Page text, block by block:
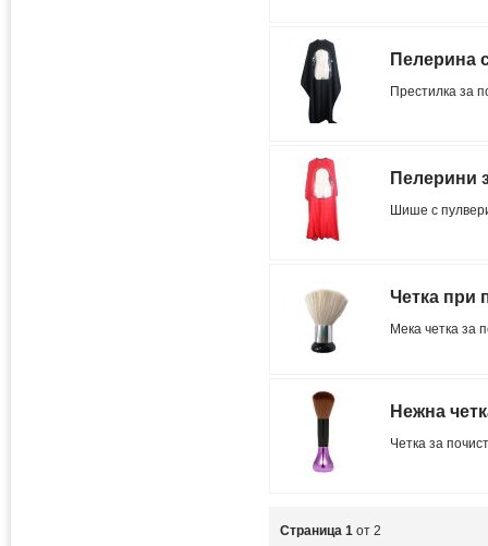
Пелерина
Престилка за
Пелерини
Шише с
Четка при
Мека четка за
Нежна
Четка за
Страница 1 от 2